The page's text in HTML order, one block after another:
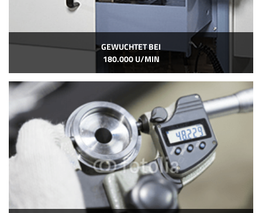
GEWUCHTET BEI
180.000 U/MIN